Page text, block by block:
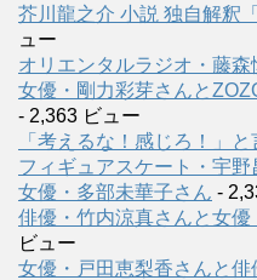
芥川龍之介 小説 独自解釈
ュー
オリエンタルラジオ・藤森
女優・剛力彩芽さんと
- 2,363 ビュー
「考えるな！感じろ！」
フィギュアスケート・宇野
女優・多部未華子さん -
俳優・竹内涼真さんと女
ビュー
女優・戸田恵梨香さんと